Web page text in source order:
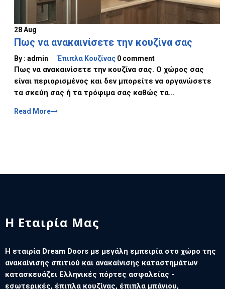
28 Aug
Πως να ανακαινίσετε την κουζίνα σας
By : admin Έπιπλα Κουζίνας 0 comment
Πως να ανακαινίσετε την κουζίνα σας. Ο χώρος σας
είναι περιορισμένος και δεν μπορείτε να οργανώσετε
τα σκεύη σας ή τα τρόφιμα σας καθώς τα…
Read More
Η Εταιρία Μας
Η εταιρία Dream Doors με μεγάλη εμπειρία στο χώρο της
ανακαίνισης σπιτιού και ανακαίνισης καταστημάτων
κατασκευάζει Ελληνικές πόρτες ασφαλείας -
εσωτερικές, έπιπλα κουζίνας, έπιπλα μπάνιου,